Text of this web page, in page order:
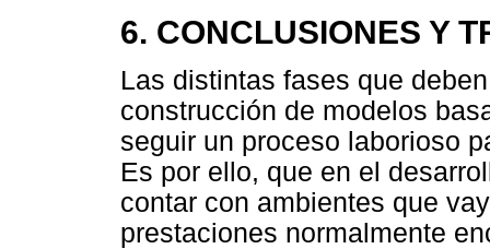
6. CONCLUSIONES Y
Las distintas fases que
construcción de modelos
seguir un proceso laborioso
Es por ello, que en el
contar con ambientes que
prestaciones normalmente